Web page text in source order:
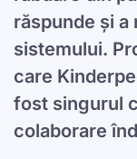
răspunde și a
sistemului.
care
fost singurul
colaborare